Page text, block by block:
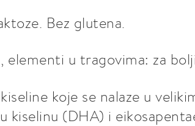
Bez glutena.
elementi u tragovima: za
koje se nalaze u
kiselinu (DHA) i